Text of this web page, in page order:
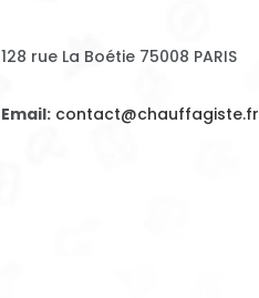
128 rue La Boétie 75008 PARIS
Email: contact@chauffagiste.fr